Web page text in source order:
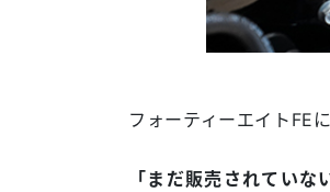
フォーティーエイトFE
「まだ販売されてい